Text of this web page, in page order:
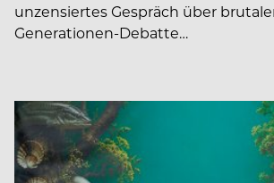
unzensiertes Gespräch über
Generationen-Debatte…